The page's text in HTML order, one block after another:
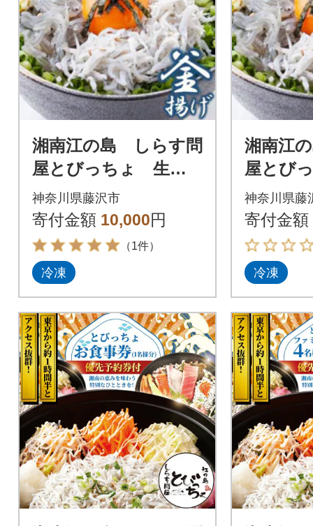
湘南江の島 しらす問
屋とびっちょ 生し
らす釜揚げしらすセ
ット
神奈川県藤沢市
寄付金額 10,000円
（1件）
冷凍
湘南江
屋とび
らす釜
足セット
神奈川県藤
寄付金額
冷凍